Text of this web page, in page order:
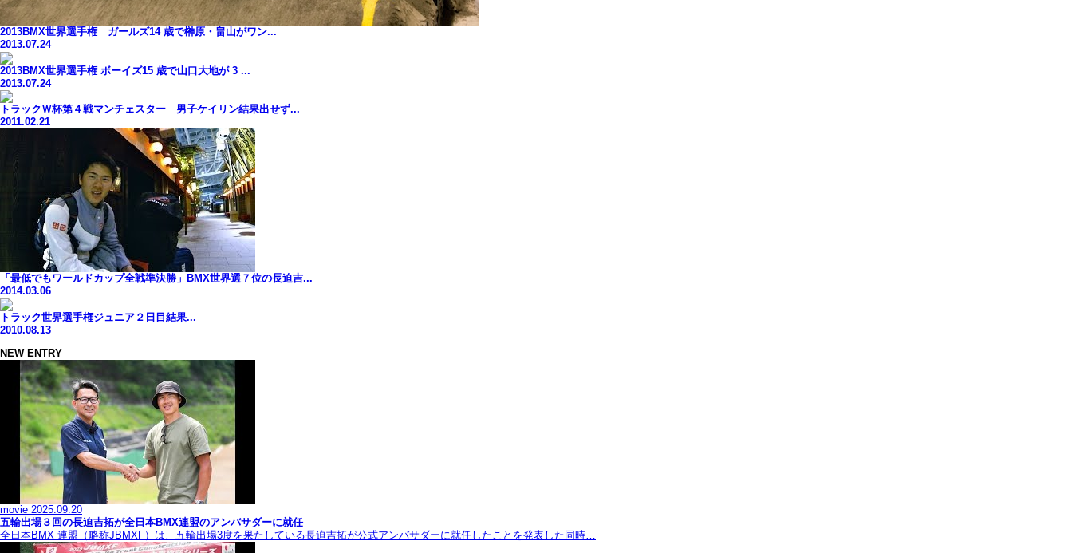
2013BMX世界選手権 ガールズ14 歳で榊原・畠山がワン...
2013.07.24
2013BMX世界選手権 ボーイズ15 歳で山口大地が 3 ...
2013.07.24
トラックＷ杯第４戦マンチェスター 男子ケイリン結果出せず...
2011.02.21
「最低でもワールドカップ全戦準決勝」BMX世界選７位の長迫吉...
2014.03.06
トラック世界選手権ジュニア２日目結果...
2010.08.13
NEW ENTRY
movie 2025.09.20
五輪出場３回の長迫吉拓が全日本BMX連盟のアンバサダーに就任
全日本BMX 連盟（略称JBMXF）は、五輪出場3度を果たしている長迫吉拓が公式アンバサダーに就任したことを発表した同時…